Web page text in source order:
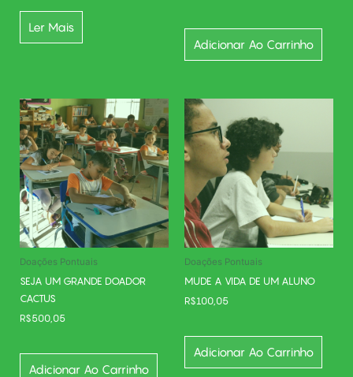
Ler Mais
Adicionar Ao Carrinho
Doações Pontuais
SEJA UM GRANDE DOADOR
CACTUS
R$500,05
Adicionar Ao Carrinho
Doações Pontuais
MUDE A VIDA DE UM ALUNO
R$100,05
Adicionar Ao Carrinho